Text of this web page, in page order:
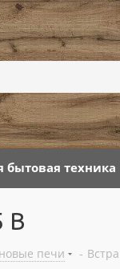
бытовая техника
B
печи -